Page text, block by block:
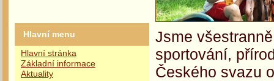
Hlavní menu
Hlavní stránka
Základní informace
Aktuality
Jsme
sportování,
Českého svazu